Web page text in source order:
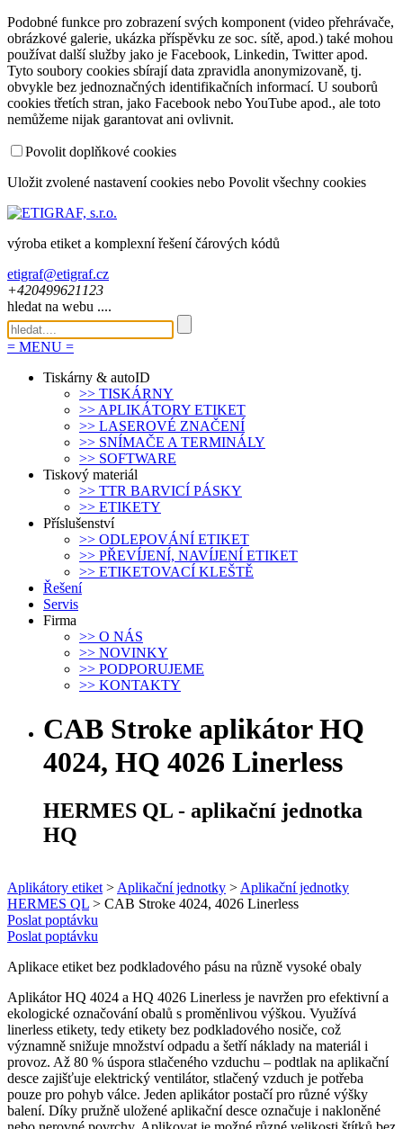
Podobné funkce pro zobrazení svých komponent (video přehrávače,
obrázkové galerie, ukázka příspěvku ze soc. sítě, apod.) také mohou
používat další služby jako je Facebook, Linkedin, Twitter apod.
Tyto soubory cookies sbírají data zpravidla anonymizovaně, tj.
obvykle bez jednoznačných identifikačních informací. U souborů
cookies třetích stran, jako Facebook nebo YouTube apod., ale toto
nemůžeme nijak garantovat ani ovlivnit.
Povolit doplňkové cookies
Uložit zvolené nastavení cookies nebo Povolit všechny cookies
výroba etiket a komplexní řešení čárových kódů
etigraf@etigraf.cz
+420499621 123
hledat na webu ....
= MENU =
Tiskárny & autoID
>> TISKÁRNY
>> APLIKÁTORY ETIKET
>> LASEROVÉ ZNAČENÍ
>> SNÍMAČE A TERMINÁLY
>> SOFTWARE
Tiskový materiál
>> TTR BARVICÍ PÁSKY
>> ETIKETY
Příslušenství
>> ODLEPOVÁNÍ ETIKET
>> PŘEVÍJENÍ, NAVÍJENÍ ETIKET
>> ETIKETOVACÍ KLEŠTĚ
Řešení
Servis
Firma
>> O NÁS
>> NOVINKY
>> PODPORUJEME
>> KONTAKTY
CAB Stroke aplikátor HQ
4024, HQ 4026 Linerless
HERMES QL - aplikační jednotka
HQ
Aplikátory etiket > Aplikační jednotky > Aplikační jednotky
HERMES QL > CAB Stroke 4024, 4026 Linerless
Poslat poptávku
Poslat poptávku
Aplikace etiket bez podkladového pásu na různě vysoké obaly
Aplikátor HQ 4024 a HQ 4026 Linerless je navržen pro efektivní a
ekologické označování obalů s proměnlivou výškou. Využívá
linerless etikety, tedy etikety bez podkladového nosiče, což
významně snižuje množství odpadu a šetří náklady na materiál i
provoz. Až 80 % úspora stlačeného vzduchu – podtlak na aplikační
desce zajišťuje elektrický ventilátor, stlačený vzduch je potřeba
pouze pro pohyb válce. Jeden aplikátor postačí pro různé výšky
balení. Díky pružně uložené aplikační desce označuje i nakloněné